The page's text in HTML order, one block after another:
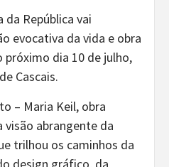
da República vai
evocativa da vida e obra
dia 10 de julho,
Cascais.
– Maria Keil, obra
abrangente da
trilhou os caminhos da